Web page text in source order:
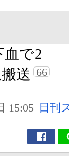
血で2
送 66
15:05 日刊